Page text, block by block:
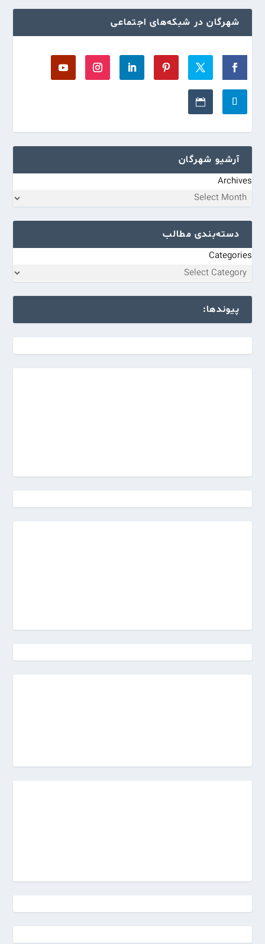
شهرگان در شبکه‌های اجتماعی
آرشیو شهرگان
Archives
دسته‌بندی مطالب
Categories
پیوندها: